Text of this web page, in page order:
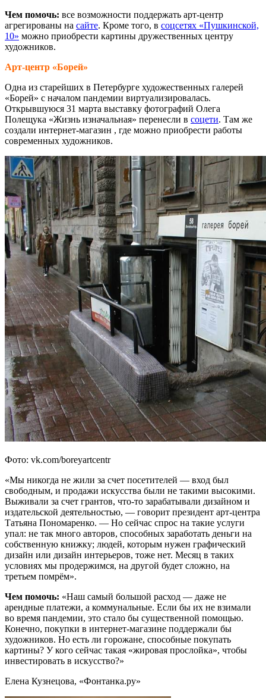
Чем помочь: все возможности поддержать арт-центр
агрегированы на сайте. Кроме того, в соцсетях «Пушкинской,
10» можно приобрести картины дружественных центру
художников.
Арт-центр «Борей»
Одна из старейших в Петербурге художественных галерей
«Борей» с началом пандемии виртуализировалась.
Открывшуюся 31 марта выставку фотографий Олега
Полещука «Жизнь изначальная» перенесли в соцети. Там же
создали интернет-магазин , где можно приобрести работы
современных художников.
Фото: vk.com/boreyartcentr
«Мы никогда не жили за счет посетителей — вход был
свободным, и продажи искусства были не такими высокими.
Выживали за счет грантов, что-то зарабатывали дизайном и
издательской деятельностью, — говорит президент арт-центра
Татьяна Пономаренко. — Но сейчас спрос на такие услуги
упал: не так много авторов, способных заработать деньги на
собственную книжку; людей, которым нужен графический
дизайн или дизайн интерьеров, тоже нет. Месяц в таких
условиях мы продержимся, на другой будет сложно, на
третьем помрём».
Чем помочь: «Наш самый большой расход — даже не
арендные платежи, а коммунальные. Если бы их не взимали
во время пандемии, это стало бы существенной помощью.
Конечно, покупки в интернет-магазине поддержали бы
художников. Но есть ли горожане, способные покупать
картины? У кого сейчас такая «жировая прослойка», чтобы
инвестировать в искусство?»
Елена Кузнецова, «Фонтанка.ру»